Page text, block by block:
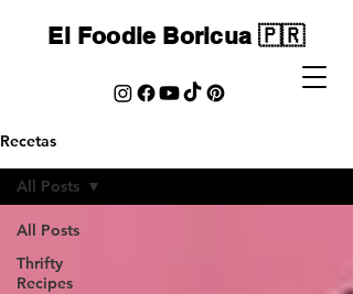
El Foodie Boricua 🇵🇷
Recetas
All Posts
Thrifty
Recipes
All Posts